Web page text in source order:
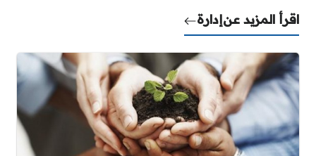
اقرأ المزيد عنإدارة